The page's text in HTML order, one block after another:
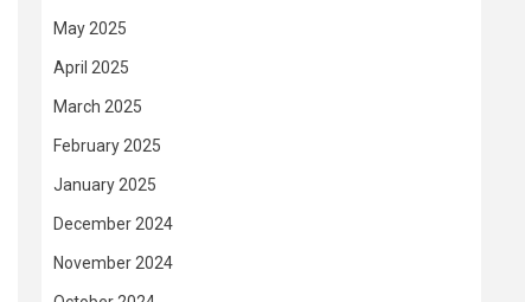
May 2025
April 2025
March 2025
February 2025
January 2025
December 2024
November 2024